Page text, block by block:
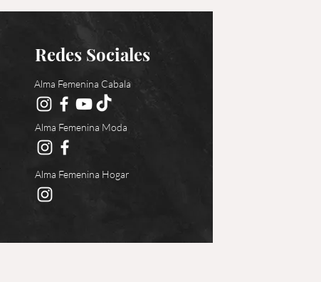
Redes Sociales
Alma Femenina Cabala
Alma Femenina Moda
Alma Femenina Hogar